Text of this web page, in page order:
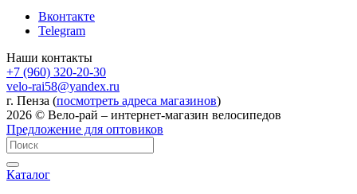
Вконтакте
Telegram
Наши контакты
+7 (960) 320-20-30
velo-rai58@yandex.ru
г. Пенза (посмотреть адреса магазинов)
2026 © Вело-рай – интернет-магазин велосипедов
Предложение для оптовиков
Каталог